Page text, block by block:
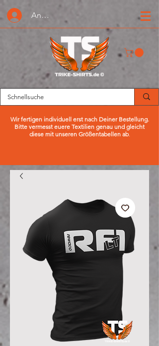
Anmelden oder Registrieren
Wir fertigen individuell erst nach Deiner Bestellung.
Bitte vermesst euere Textilien genau und gleicht
diese mit unseren Größentabellen ab.